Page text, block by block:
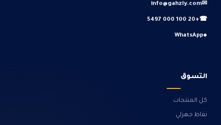
✉
info@gahzly.com
☎
+20 100 000 5497
●
WhatsApp
التسوق
كل المنتجات
نقاط جهزلي